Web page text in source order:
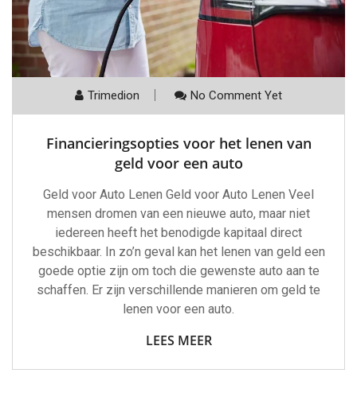
Trimedion No Comment Yet
Financieringsopties voor het lenen van
geld voor een auto
Geld voor Auto Lenen Geld voor Auto Lenen Veel
mensen dromen van een nieuwe auto, maar niet
iedereen heeft het benodigde kapitaal direct
beschikbaar. In zo’n geval kan het lenen van geld een
goede optie zijn om toch die gewenste auto aan te
schaffen. Er zijn verschillende manieren om geld te
lenen voor een auto.
LEES MEER